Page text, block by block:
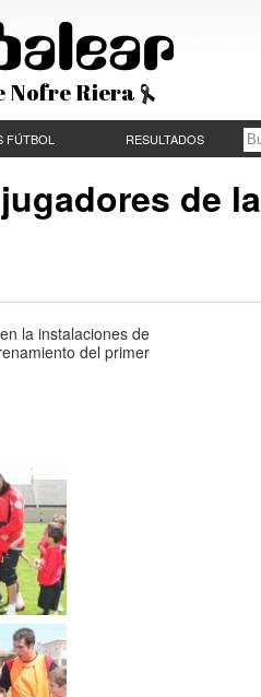
Nofre Riera
FÚTBOL RESULTADOS
de la
la instalaciones de
del primer